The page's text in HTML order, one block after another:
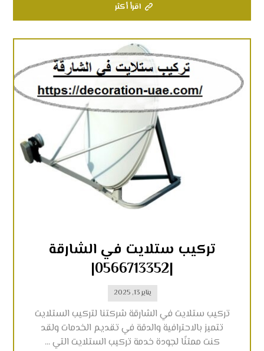
اقرأ أكثر
تركيب ستلايت في الشارقة
|0566713352|
يناير 13, 2025
تركيب ستلايت في الشارقة شركتنا لتركيب الستلايت
تتميز بالاحترافية والدقة في تقديم الخدمات ولقد
كنت ممتنًا لجودة خدمة تركيب الستلايت التي ...